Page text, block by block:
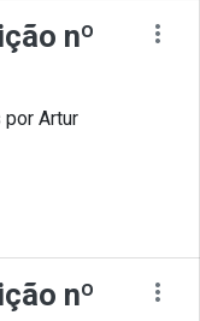
nº
Artur
nº